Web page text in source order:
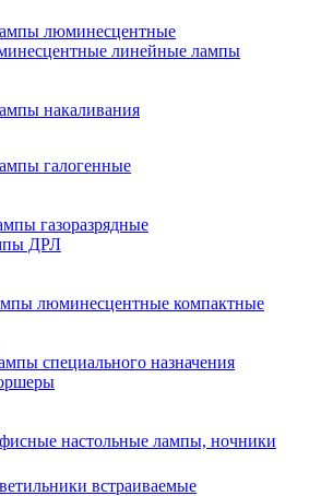
люминесцентные
линейные лампы
накаливания
галогенные
газоразрядные
ДРЛ
люминесцентные компактные
специального назначения
настольные лампы, ночники
встраиваемые